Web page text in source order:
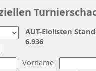
Vorname
AUT-Elolisten
6.936